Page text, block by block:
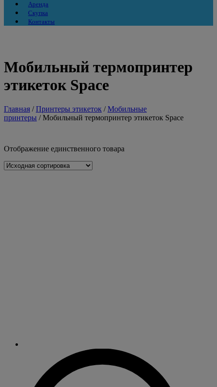
Аренда
Скупка
Контакты
Мобильный термопринтер
этикеток Space
Главная /Принтеры этикеток /Мобильные
принтеры / Мобильный термопринтер этикеток Space
Отображение единственного товара